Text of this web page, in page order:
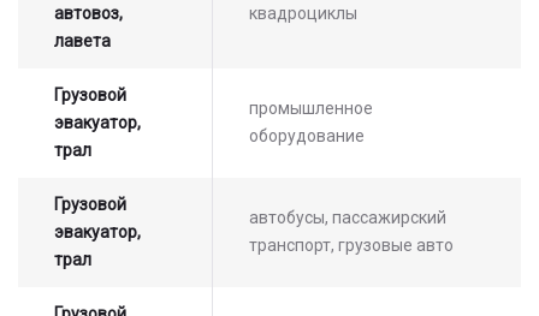
автовоз,
лавета
квадроциклы
Грузовой
эвакуатор,
трал
промышленное
оборудование
Грузовой
эвакуатор,
трал
автобусы, пассажирский
транспорт, грузовые авто